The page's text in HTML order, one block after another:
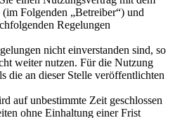
Folgenden „Betreiber“) und
Regelungen
nicht einverstanden sind, so
weiter nutzen. Für die Nutzung
die an dieser Stelle veröffentlichten
auf unbestimmte Zeit geschlossen
ohne Einhaltung einer Frist